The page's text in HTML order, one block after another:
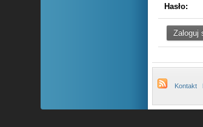
Hasło:
Kontakt